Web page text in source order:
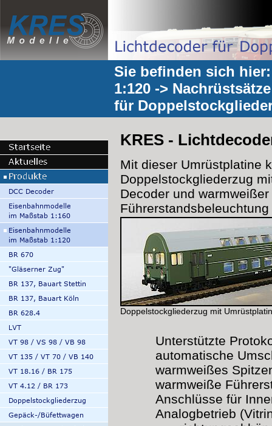
Sie befinden sich
1:120 ->
für
KRES -
Mit dieser Umrüstplatine
Doppelstockgliederzug
Decoder und warmweißer
Doppelstockgliederzug mit
Unterstützte
automatische
warmweißes
warmweiße
Anschlüsse für
Analogbetrieb